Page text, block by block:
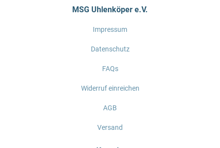
MSG Uhlenköper e.V.
Impressum
Datenschutz
FAQs
Widerruf einreichen
AGB
Versand